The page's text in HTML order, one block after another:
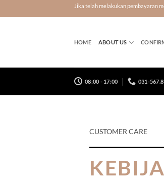
to
Jika telah melakukan pembayaran
HOME ABOUT US
08:00 - 17:00 031-
CUSTOMER CARE